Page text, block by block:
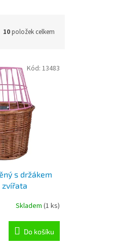
10položek celkem
s držákem
zvířata
Skladem (1 ks)
Do košíku
Kód: 13483